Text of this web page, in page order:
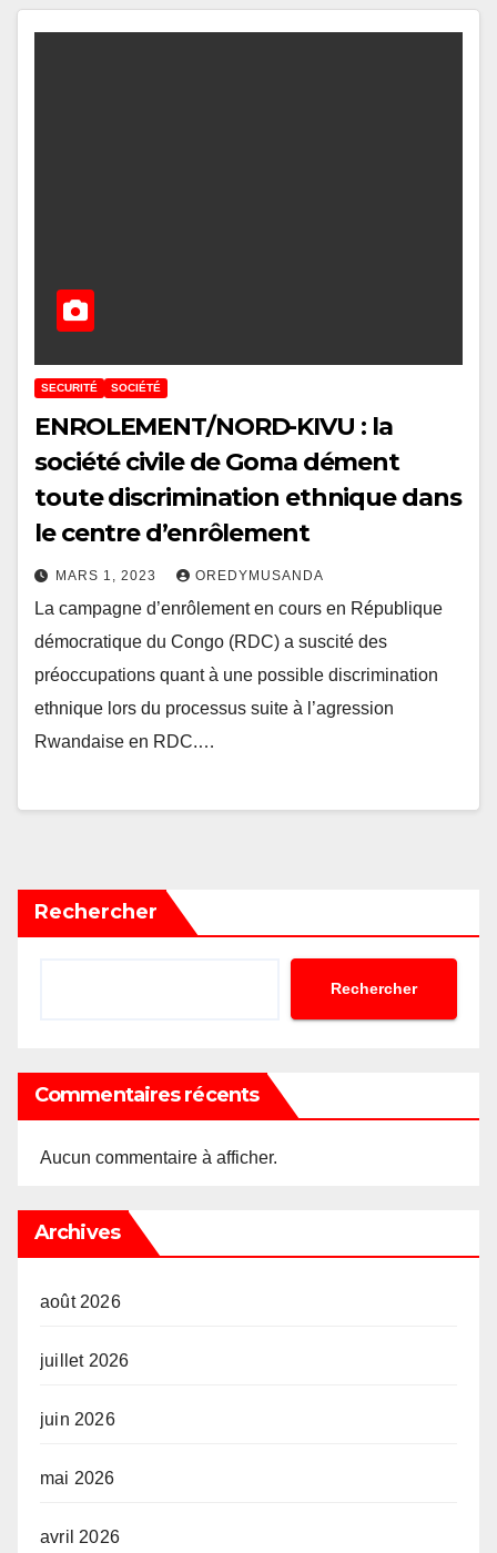
SECURITÉ SOCIÉTÉ
ENROLEMENT/NORD-KIVU : la
société civile de Goma dément
toute discrimination ethnique dans
le centre d’enrôlement
MARS 1, 2023 OREDYMUSANDA
La campagne d’enrôlement en cours en République
démocratique du Congo (RDC) a suscité des
préoccupations quant à une possible discrimination
ethnique lors du processus suite à l’agression
Rwandaise en RDC.…
Rechercher
Rechercher
Commentaires récents
Aucun commentaire à afficher.
Archives
août 2026
juillet 2026
juin 2026
mai 2026
avril 2026